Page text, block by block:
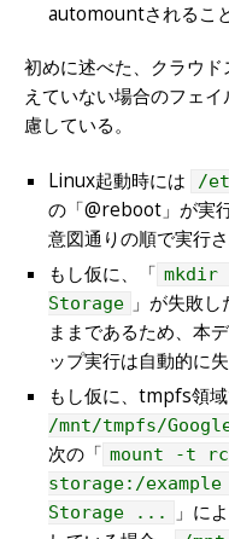
automountされるこ
初めに述べた、クラウ
えていない場合のフェ
慮している。
Linux起動時には /
の「@reboot」が実
意図通りの順で実行
もし仮に、「 mkdir
Storage 」が失敗し
ままであるため、本
ップ実行は自動的に
もし仮に、tmpfs領
/mnt/tmpfs/
次の「 mount -t
storage:/
Storage ... 」に